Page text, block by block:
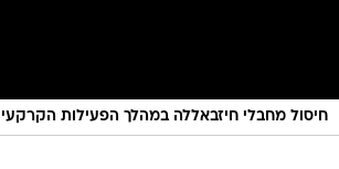
חיסול מחבלי חיזבאללה במהלך הפעילות הקרקעית